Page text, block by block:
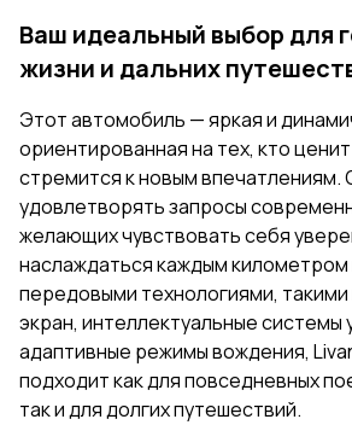
Ваш идеальный выбор для
жизни и дальних
Этот автомобиль — яркая и
ориентированная на тех, кто
стремится к новым впечатлениям.
удовлетворять запросы
желающих чувствовать себя
наслаждаться каждым километром
передовыми технологиями,
экран, интеллектуальные системы
адаптивные режимы вождения,
подходит как для повседневных
так и для долгих путешествий.